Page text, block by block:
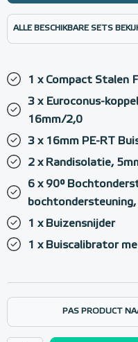
ALLE BESCHIKBARE SETS
1 x Compact Stalen
3 x Euroconus-
16mm/2,0
3 x 16mm PE-RT
2 x Randisolatie,
6 x 90°
1 x Buizensnijder
1 x Buiscalibrator
PAS PRODUCT